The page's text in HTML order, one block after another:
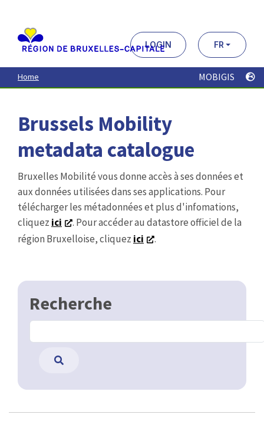
contenu
principal
LOGIN FR
Home MOBIGIS
Brussels Mobility
metadata catalogue
Bruxelles Mobilité vous donne accès à ses données et
aux données utilisées dans ses applications. Pour
télécharger les métadonnées et plus d'infomations,
cliquez ici
. Pour accéder au datastore officiel de la
région Bruxelloise, cliquez ici .
Recherche